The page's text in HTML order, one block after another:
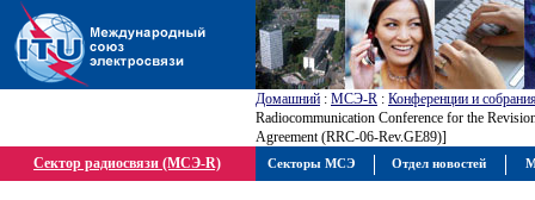
Домашний : МСЭ-R : Конференции и
Radiocommunication Conference for the
Agreement (RRC-06-Rev.GE89)]
Сектор радиосвязи (МСЭ-R)
Секторы МСЭ Отдел новостей